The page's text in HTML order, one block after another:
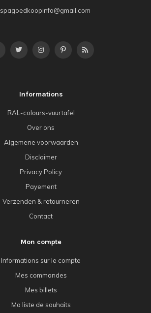
spagoedkoopinfo@gmail.com
Informations
RAL-colours-vuurtafel
Over ons
Algemene voorwaarden
Disclaimer
Privacy Policy
Payement
Verzenden & retourneren
Contact
Mon compte
Informations sur le compte
Mes commandes
Mes billets
Ma liste de souhaits